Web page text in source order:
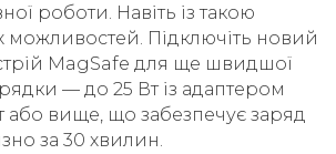
роботи. Навіть із такою
можливостей. Підключіть новий
MagSafe для ще швидшої
— до 25 Вт із адаптером
або вище, що забезпечує заряд
за 30 хвилин.